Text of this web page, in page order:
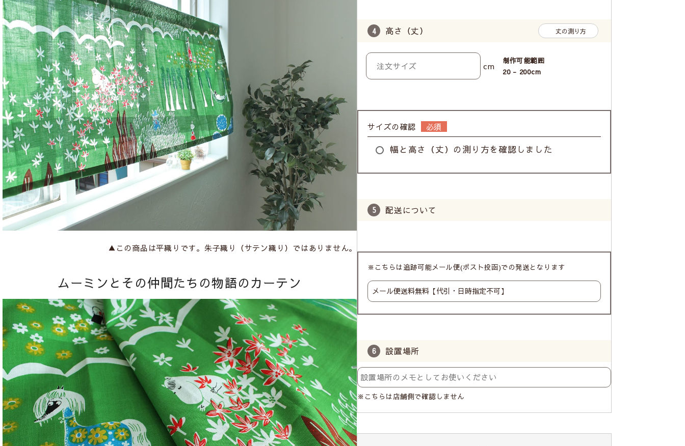
▲この商品は平織りです。朱子織り（サテン織り）ではありません。
ムーミンとその仲間たちの物語のカーテン
高さ（丈） 丈の測り方
cm
制作可能範囲
20 - 200cm
サイズの確認
幅と高さ（丈）の測り方を確認しました
配送について
※こちらは追跡可能メール便(ポスト投函)での発送となります
設置場所
※こちらは店舗側で確認しません